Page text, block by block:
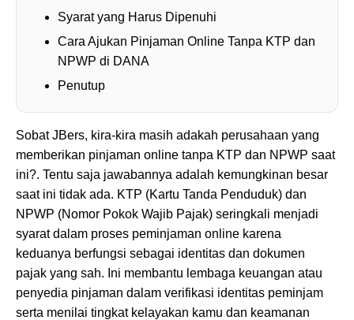
Syarat yang Harus Dipenuhi
Cara Ajukan Pinjaman Online Tanpa KTP dan
NPWP di DANA
Penutup
Sobat JBers, kira-kira masih adakah perusahaan yang
memberikan pinjaman online tanpa KTP dan NPWP saat
ini?. Tentu saja jawabannya adalah kemungkinan besar
saat ini tidak ada. KTP (Kartu Tanda Penduduk) dan
NPWP (Nomor Pokok Wajib Pajak) seringkali menjadi
syarat dalam proses peminjaman online karena
keduanya berfungsi sebagai identitas dan dokumen
pajak yang sah. Ini membantu lembaga keuangan atau
penyedia pinjaman dalam verifikasi identitas peminjam
serta menilai tingkat kelayakan kamu dan keamanan